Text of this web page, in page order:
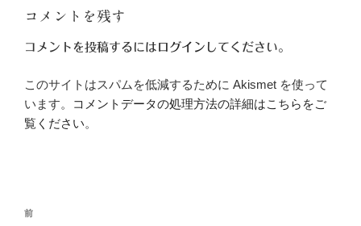
コメントを残す
コメントを投稿するには ログイン してください。
このサイトはスパムを低減するために Akismet を使って
います。
コメントデータの処理方法の詳細はこちらをご
覧ください。
投
前
前